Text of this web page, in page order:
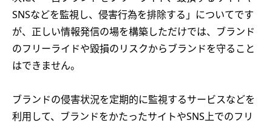
SNSなどを監視し、侵害行為を排除する」についてです
が、正しい情報発信の場を構築しただけでは、ブランド
のフリーライドや毀損のリスクからブランドを守ること
はできません。
ブランドの侵害状況を定期的に監視するサービスなどを
利用して、ブランドをかたったサイトやSNS上でのフリ